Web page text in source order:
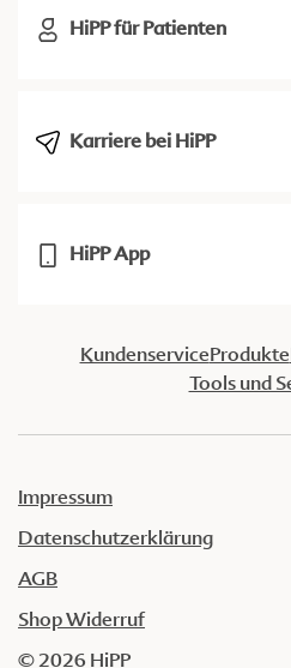
HiPP für Patienten
Karriere bei HiPP
HiPP App
KundenserviceProdukte
Tools und
Impressum
Datenschutzerklärung
AGB
Shop Widerruf
© 2026 HiPP